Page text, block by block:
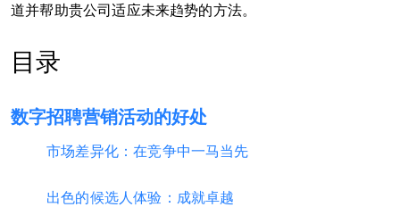
道并帮助贵公司适应未来趋势的方法。
目录
数字招聘营销活动的好处
市场差异化：在竞争中一马当先
出色的候选人体验：成就卓越